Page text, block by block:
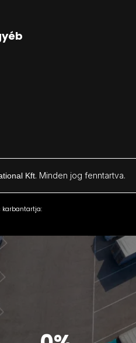
Kft. Minden jog fenntartva.
karbantartja: